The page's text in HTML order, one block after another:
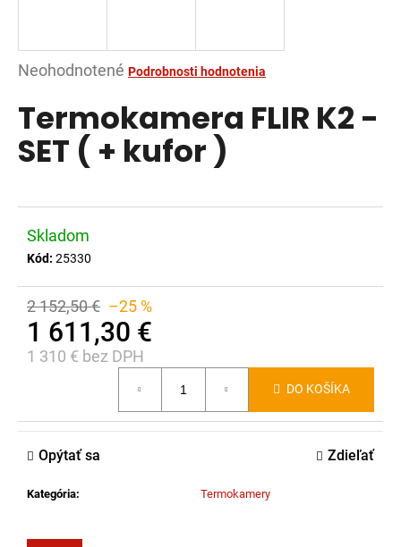
Priemerné
produktu
je
0,0
Neohodnotené Podrobnosti hodnotenia
Termokamera FLIR K2 -
SET ( + kufor )
Skladom
Kód: 25330
2 152,50 € –25 %
1 611,30 €
1 310 € bez DPH
DO KOŠÍKA
Kategória: Termokamery
Opýtať sa Zdieľať
j
s
?
O
d
p
o
a
m
R2